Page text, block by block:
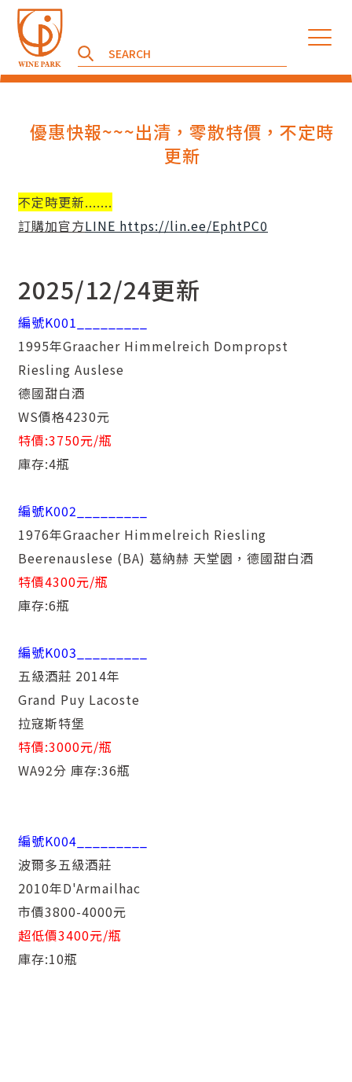
優惠快報~~~出清，零散特價，不定時
更新
不定時更新.......
訂購加官方LINE https://lin.ee/EphtPC0
2025/12/24更新
編號K001_________
1995年Graacher Himmelreich Dompropst
Riesling Auslese
德國甜白酒
WS價格4230元
特價:3750元/瓶
庫存:4瓶
編號K002
1976年Graacher Himmelreich Riesling
Beerenauslese (BA) 葛納赫 天堂園，德國甜白酒
特價4300元/瓶
庫存:6瓶
編號K003
五級酒莊 2014年
Grand Puy Lacoste
拉寇斯特堡
特價:3000元/瓶
WA92分 庫存:36瓶
編號K004
波爾多五級酒莊
2010年D'Armailhac
市價3800-4000元
超低價3400元/瓶
庫存:10瓶